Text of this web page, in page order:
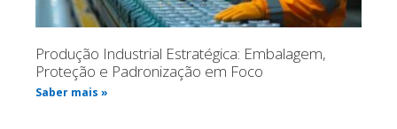
Produção Industrial Estratégica: Embalagem,
Proteção e Padronização em Foco
Saber mais »